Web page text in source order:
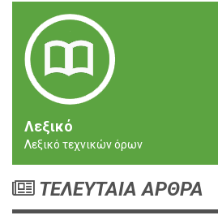
Λεξικό
Λεξικό τεχνικών όρων
ΤΕΛΕΥΤΑΙΑ ΑΡΘΡΑ